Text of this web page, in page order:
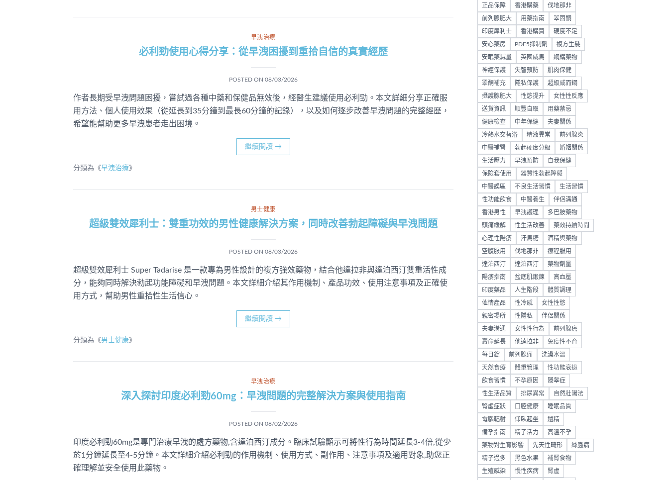
早洩治療
必利勁使用心得分享：從早洩困擾到重拾自信的真實經歷
POSTED ON 08/03/2026
作者長期受早洩問題困擾，嘗試過各種中藥和保健品無效後，經醫生建議使用必利勁。本文詳細分享正確服
用方法、個人使用效果（從延長到35分鐘到最長60分鐘的記錄），以及如何逐步改善早洩問題的完整經歷，
希望能幫助更多早洩患者走出困境。
繼續閱讀 →
分類為《早洩治療》
男士健康
超級雙效犀利士：雙重功效的男性健康解決方案，同時改善勃起障礙與早洩問題
POSTED ON 08/03/2026
超級雙效犀利士 Super Tadarise 是一款專為男性設計的複方強效藥物，結合他達拉非與達泊西汀雙重活性成
分，能夠同時解決勃起功能障礙和早洩問題。本文詳細介紹其作用機制、產品功效、使用注意事項及正確使
用方式，幫助男性重拾性生活信心。
繼續閱讀 →
分類為《男士健康》
早洩治療
深入探討印度必利勁60mg：早洩問題的完整解決方案與使用指南
POSTED ON 08/02/2026
印度必利勁60mg是專門治療早洩的處方藥物,含達泊西汀成分。臨床試驗顯示可將性行為時間延長3-4倍,從少
於1分鐘延長至4-5分鐘。本文詳細介紹必利勁的作用機制、使用方式、副作用、注意事項及適用對象,助您正
確理解並安全使用此藥物。
正品保障 香港購藥 伐地那非
前列腺肥大 用藥指南 睪固酮
印度犀利士 香港購買 硬度不足
安心藥房 PDE5抑制劑 複方生髮
安眠藥減量 英國威馬 網購藥物
神經保護 失智預防 肌肉保健
睪酮補充 隱私保護 超級威而鋼
攝護腺肥大 性慾提升 女性性反應
送貨資訊 順豐自取 用藥禁忌
健康檢查 中年保健 夫妻關係
冷熱水交替浴 精液異常 前列腺炎
中醫補腎 勃起硬度分級 婚姻關係
生活壓力 早洩預防 自我保健
保險套使用 器質性勃起障礙
中醫誤區 不良生活習慣 生活習慣
性功能飲食 中醫養生 伴侶溝通
香港男性 早洩護理 多巴胺藥物
頭痛緩解 性生活改善 藥效持續時間
心理性陽痿 汗馬糖 酒精與藥物
空腹服用 伐地那非 療程服用
達泊西汀 達泊西汀 藥物劑量
陽痿指南 盆底肌鍛鍊 高血壓
印度藥品 人生階段 體質調理
催情產品 性冷感 女性性慾
親密場所 性隱私 伴侶關係
夫妻溝通 女性性行為 前列腺癌
壽命延長 他達拉非 免疫性不育
每日錠 前列腺痛 洗澡水溫
天然食療 體重管理 性功能衰退
飲食習慣 不孕原因 隱睾症
性生活品質 排尿異常 自然壯陽法
腎虛症狀 口腔健康 睡眠品質
電腦輻射 仰臥起坐 遺精
備孕指南 精子活力 高溫不孕
藥物對生育影響 先天性畸形 絲蟲病
精子過多 黑色水果 補腎食物
生殖感染 慢性疾病 腎虛